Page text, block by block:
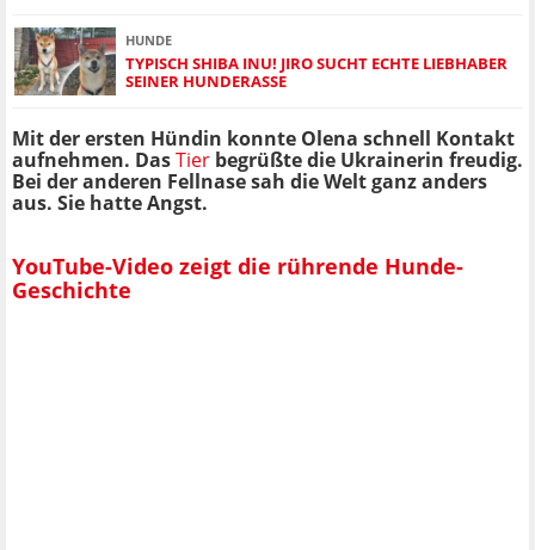
HUNDE
TYPISCH SHIBA INU! JIRO SUCHT ECHTE LIEBHABER
SEINER HUNDERASSE
Mit der ersten Hündin konnte Olena schnell Kontakt
aufnehmen. DasTier begrüßte die Ukrainerin freudig.
Bei der anderen Fellnase sah die Welt ganz anders
aus. Sie hatte Angst.
YouTube-Video zeigt die rührende Hunde-
Geschichte